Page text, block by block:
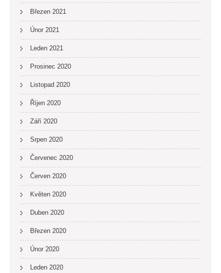
Březen 2021
Únor 2021
Leden 2021
Prosinec 2020
Listopad 2020
Říjen 2020
Září 2020
Srpen 2020
Červenec 2020
Červen 2020
Květen 2020
Duben 2020
Březen 2020
Únor 2020
Leden 2020